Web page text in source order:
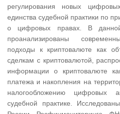
регулирования новых
единства судебной практики по
о цифровых правах. В
проанализированы
подходы к криптовалюте как
сделкам с криптовалютой,
информации о криптовалюте
платежа и накопления на
налогообложению цифровых
судебной практике.